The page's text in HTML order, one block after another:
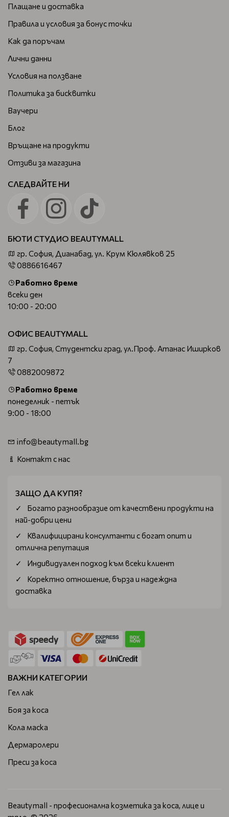
Плащане и доставка
Правила и условия за бонус точки
Как да поръчам
Лични данни
Условия на ползване
Политика за бисквитки
Ваучери
Блог
Връщане на продукти
Отзиви за магазина
СЛЕДВАЙТЕ НИ
БЮТИ СТУДИО BEAUTYMALL
гр. София, Дианабад, ул. Крум Кюлявков 25
0886616467
Работно време
всеки ден
10:00 - 20:00
ОФИС BEAUTYMALL
гр. София, Студентски град, ул.Проф. Атанас Иширков
7
0882009872
Работно време
понеделник - петък
9:00 - 18:00
info@beautymall.bg
Контакт с нас
ЗАЩО ДА КУПЯ?
Богатo разнообразие от качествени продукти на
най-добри цени
Квалифицирани консултанти с богат опит и
отлична репутация
Индивидуален подход към всеки клиент
Коректно отношение, бърза и надеждна
доставка
ВАЖНИ КАТЕГОРИИ
Гел лак
Боя за коса
Кола маска
Дермаролери
Преси за коса
Beautymall - професионална козметика за коса, лице и